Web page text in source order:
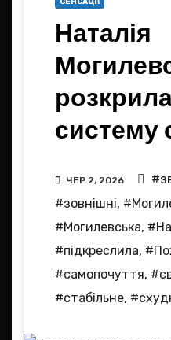
Наталія
систему
ЧЕР 2, 2026
#зовнішні,
#Могилевська,
#підкреслила,
#самопочуття,
#стабільне,